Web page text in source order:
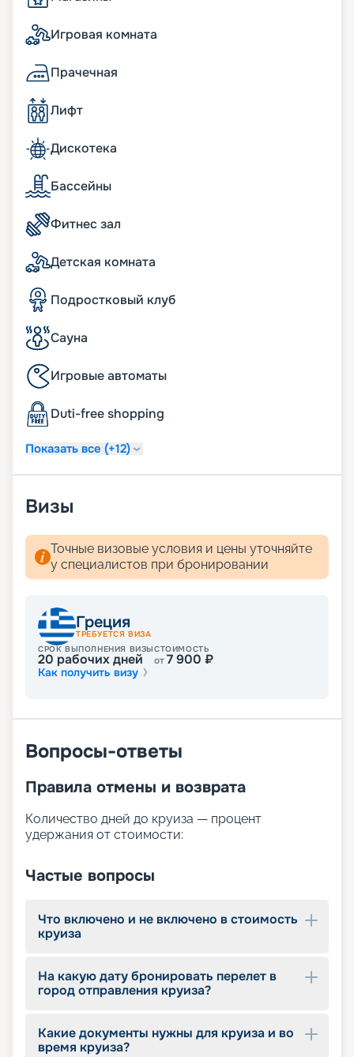
обеденной зоной и шезлонгами; кофемашина и
чайная станция; мини-бар, пополняемый по
потребностям гостей; пара биноклей; халаты и
тапочки в ванных комнатах; фен Dyson
гардеробные с туалетным столиком.
бесплатный Wi-Fi;
информационно-развлекательная система,
включая Smart TV, легкое подключение к
персональным гаджетам;
телефон с голосовой почтой;
беспроводная зарядная станция на
прикроватных тумбочках;
система индивидуального климат-контроля;
24 часа в сутки консьерж-служба;
24 часа в сутки обслуживание номеров «in-suite
24 часа в сутки батлер-сервис (действует для
резиденций);
24 часа в сутки услуги прачечной, глажки (может
взиматься дополнительная плата);
ежедневная уборка дважды в день, включая
услугу подготовки сьюта ко сну;
услуга по чистке обуви.
Игровая комната
Прачечная
Лифт
Дискотека
Бассейны
Фитнес зал
Детская комната
Подростковый клуб
Сауна
Игровые автоматы
Duti-free shopping
Показать все (+12)
Визы
Точные визовые условия и цены уточняйте
у специалистов при бронировании
Греция
ТРЕБУЕТСЯ ВИЗА
СРОК ВЫПОЛНЕНИЯ ВИЗЫ
20 рабочих дней
СТОИМОСТЬ
от7 900 ₽
Как получить визу
Вопросы-ответы
Правила отмены и возврата
Количество дней до круиза — процент
удержания от стоимости:
Частые вопросы
Что включено и не включено в стоимость
круиза
На какую дату бронировать перелет в
город отправления круиза?
Какие документы нужны для круиза и во
время круиза?